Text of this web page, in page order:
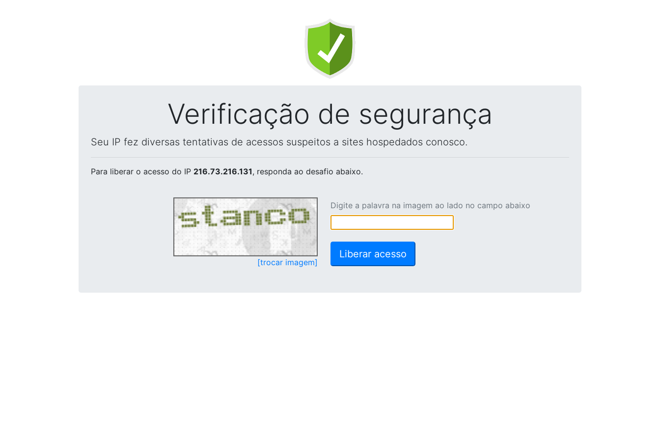
Verificação de segurança
Seu IP fez diversas tentativas de acessos suspeitos a sites hospedados conosco.
Para liberar o acesso do IP 216.73.216.131, responda ao desafio abaixo.
[trocar imagem]
Digite a palavra na imagem ao lado no campo abaixo